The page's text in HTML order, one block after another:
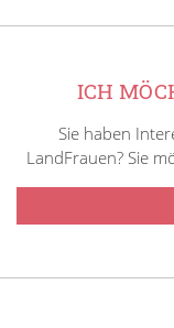
ICH
Sie haben
LandFrauen? Sie